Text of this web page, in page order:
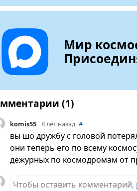
Мир
(1)
komis55 8 лет назад #
вы шо дружбу с головой
они теперь его по всему
дежурных по космодромам от
Чтобы оставить комментарий,